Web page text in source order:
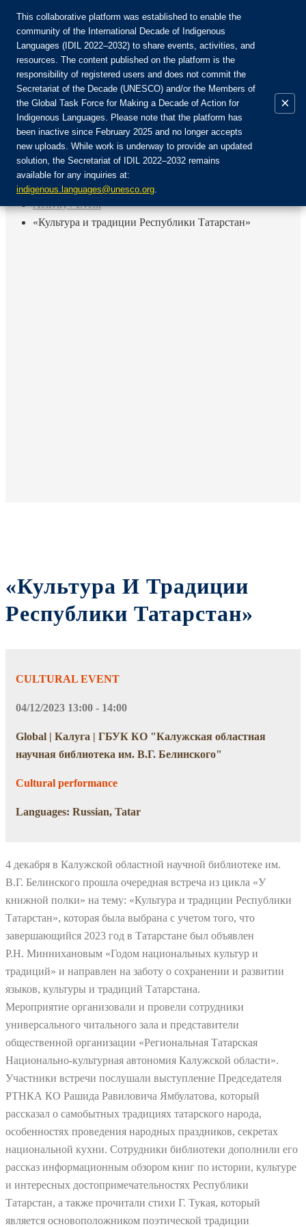
Join the Community:
Login
EN
FR
ES
RU
Home
Activity / Event
«Культура и традиции Республики Татарстан»
«Культура И Традиции
Республики Татарстан»
CULTURAL EVENT
04/12/2023 13:00 - 14:00
Global | Калуга | ГБУК КО "Калужская областная
научная библиотека им. В.Г. Белинского"
Cultural performance
Languages: Russian, Tatar
4 декабря в Калужской областной научной библиотеке им.
В.Г. Белинского прошла очередная встреча из цикла «У
книжной полки» на тему: «Культура и традиции Республики
Татарстан», которая была выбрана с учетом того, что
завершающийся 2023 год в Татарстане был объявлен
Р.Н. Миннихановым «Годом национальных культур и
традиций» и направлен на заботу о сохранении и развитии
языков, культуры и традиций Татарстана.
Мероприятие организовали и провели сотрудники
универсального читального зала и представители
общественной организации «Региональная Татарская
Национально-культурная автономия Калужской области».
Участники встречи послушали выступление Председателя
РТНКА КО Рашида Равиловича Ямбулатова, который
рассказал о самобытных традициях татарского народа,
особенностях проведения народных праздников, секретах
национальной кухни. Сотрудники библиотеки дополнили его
рассказ информационным обзором книг по истории, культуре
и интересных достопримечательностях Республики
Татарстан, а также прочитали стихи Г. Тукая, который
является основоположником поэтической традиции
This collaborative platform was established to enable the
community of the International Decade of Indigenous
Languages (IDIL 2022–2032) to share events, activities, and
resources. The content published on the platform is the
responsibility of registered users and does not commit the
Secretariat of the Decade (UNESCO) and/or the Members of
the Global Task Force for Making a Decade of Action for
Indigenous Languages. Please note that the platform has
been inactive since February 2025 and no longer accepts
new uploads. While work is underway to provide an updated
solution, the Secretariat of IDIL 2022–2032 remains
available for any inquiries at:
indigenous.languages@unesco.org.
×